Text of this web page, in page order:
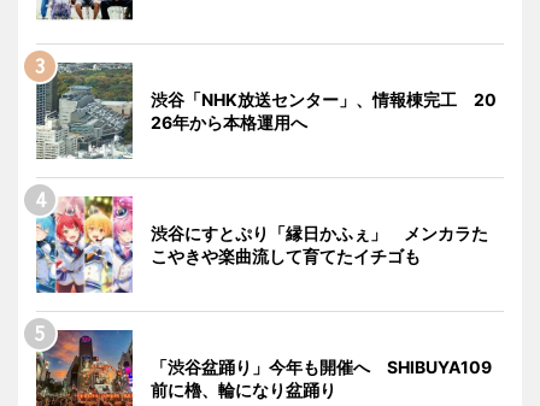
渋谷「NHK放送センター」、情報棟完工 20
26年から本格運用へ
渋谷にすとぷり「縁日かふぇ」 メンカラた
こやきや楽曲流して育てたイチゴも
「渋谷盆踊り」今年も開催へ SHIBUYA109
前に櫓、輪になり盆踊り